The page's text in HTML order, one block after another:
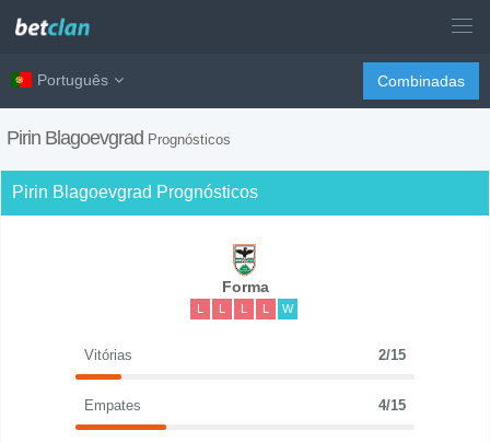
Português Combinadas
Pirin Blagoevgrad Prognósticos
Pirin Blagoevgrad Prognósticos
Forma
L L L L W
Vitórias 2/15
Empates 4/15